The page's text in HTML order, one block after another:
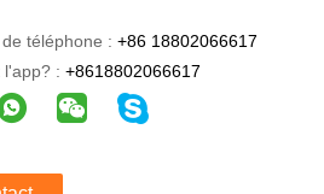
téléphone : +86 18802066617
l'app? : +8618802066617